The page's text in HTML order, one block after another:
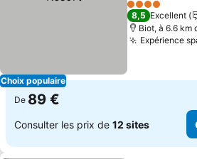
Choix populaire
Consulter
4 Étoiles
8,5 Excellent
Biot, à 6.6 km
Expérience
De 89 €
Consulter les prix de 12 sites